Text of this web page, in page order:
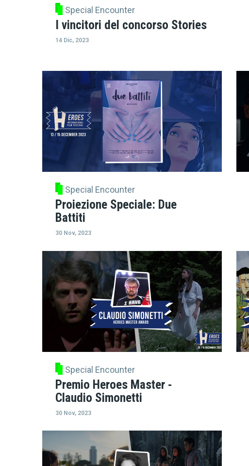
Special Encounter
I vincitori del concorso Stories
14 Dic, 2023
Special Encounter
Proiezione Speciale: Due
Battiti
30 Nov, 2023
Special Encounter
Premio Heroes Master -
Claudio Simonetti
30 Nov, 2023